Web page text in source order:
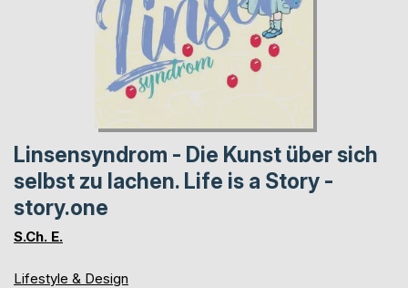
Linsensyndrom - Die Kunst über sich
selbst zu lachen. Life is a Story -
story.one
S.Ch. E.
Lifestyle & Design